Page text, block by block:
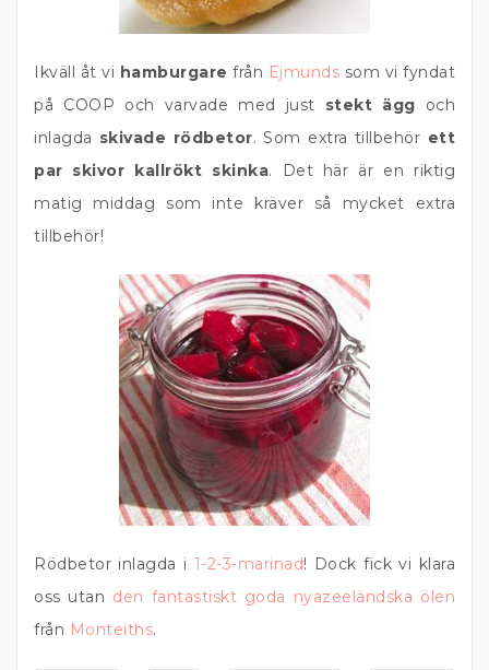
Ikväll åt vi hamburgare från Ejmunds som vi fyndat
på COOP och varvade med just stekt ägg och
inlagda skivade rödbetor. Som extra tillbehör ett
par skivor kallrökt skinka. Det här är en riktig
matig middag som inte kräver så mycket extra
tillbehör!
Rödbetor inlagda i 1-2-3-marinad! Dock fick vi klara
oss utan den fantastiskt goda nyazeeländska ölen
från Monteiths.